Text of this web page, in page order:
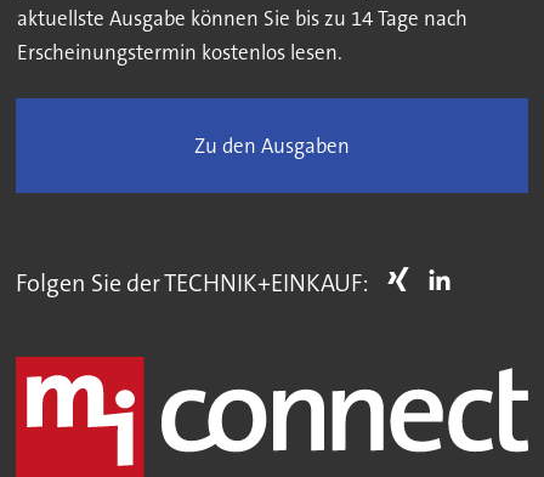
aktuellste Ausgabe können Sie bis zu 14 Tage nach
Erscheinungstermin kostenlos lesen.
Zu den Ausgaben
Folgen Sie der TECHNIK+EINKAUF: